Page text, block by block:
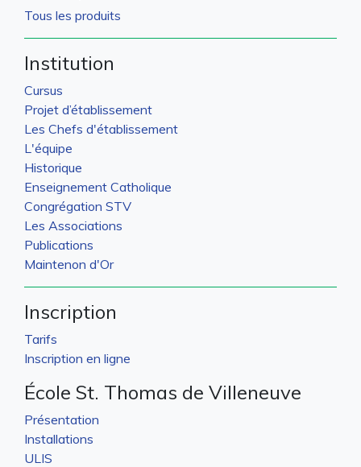
Tous les produits
Institution
Cursus
Projet d’établissement
Les Chefs d'établissement
L'équipe
Historique
Enseignement Catholique
Congrégation STV
Les Associations
Publications
Maintenon d'Or
Inscription
Tarifs
Inscription en ligne
École St. Thomas de Villeneuve
Présentation
Installations
ULIS